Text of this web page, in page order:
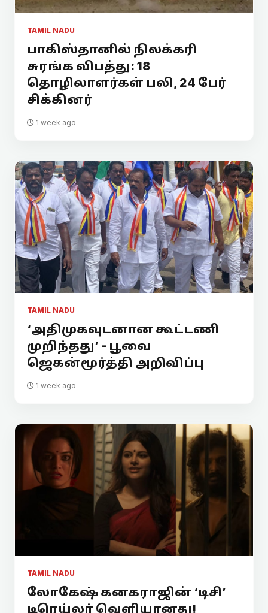
TAMIL NADU
பாகிஸ்தானில் நிலக்கரி
சுரங்க விபத்து: 18
தொழிலாளர்கள் பலி, 24 பேர்
சிக்கினர்
1 week ago
TAMIL NADU
‘அதிமுகவுடனான கூட்டணி
முறிந்தது’ - பூவை
ஜெகன்மூர்த்தி அறிவிப்பு
1 week ago
TAMIL NADU
லோகேஷ் கனகராஜின் ‘டிசி’
டிரெய்லர் வெளியானது!